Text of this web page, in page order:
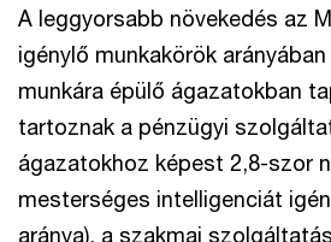
A leggyorsabb növekedés az
igénylő munkakörök
munkára épülő ágazatokban
tartoznak a pénzügyi
ágazatokhoz képest 2,8-szor
mesterséges intelligenciát
aránya), a szakmai